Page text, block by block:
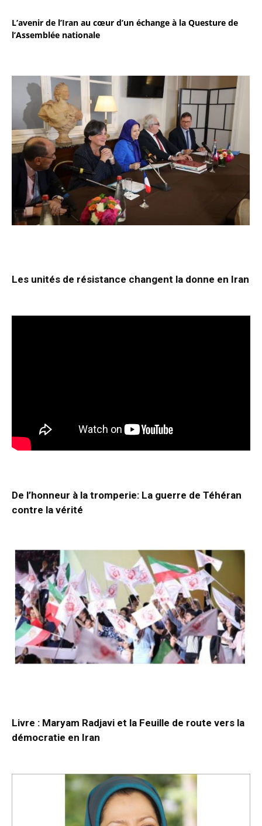
L’avenir de l’Iran au cœur d’un échange à la Questure de
l’Assemblée nationale
Les unités de résistance changent la donne en Iran
De l’honneur à la tromperie: La guerre de Téhéran
contre la vérité
Livre : Maryam Radjavi et la Feuille de route vers la
démocratie en Iran